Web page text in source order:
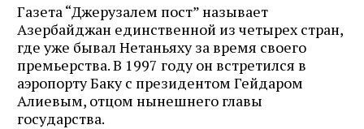
Газета “Джерузалем пост” называет
Азербайджан единственной из четырех стран,
где уже бывал Нетаньяху за время своего
премьерства. В 1997 году он встретился в
аэропорту Баку с президентом Гейдаром
Алиевым, отцом нынешнего главы
государства.